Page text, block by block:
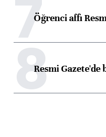
7Öğrenci affı
8
Resmi